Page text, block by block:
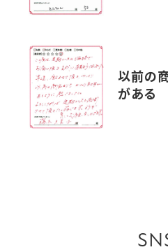
以前の
がある